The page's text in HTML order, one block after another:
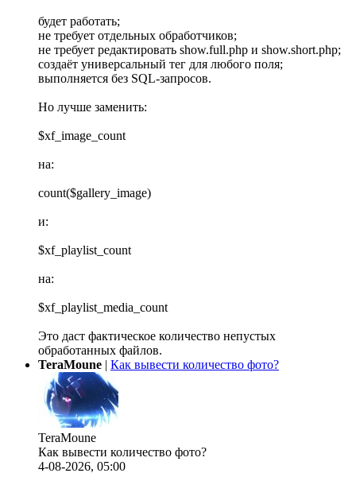
будет работать;
не требует отдельных обработчиков;
не требует редактировать show.full.php и show.short.php;
создаёт универсальный тег для любого поля;
выполняется без SQL-запросов.
Но лучше заменить:
$xf_image_count
на:
count($gallery_image)
и:
$xf_playlist_count
на:
$xf_playlist_media_count
Это даст фактическое количество непустых
обработанных файлов.
TeraMoune | Как вывести количество фото?
TeraMoune
Как вывести количество фото?
4-08-2026, 05:00